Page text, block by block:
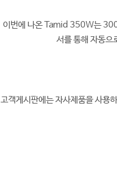
이번에 나온 Tamid 350W는
서를 통해 자동
고객게시판에는 자사제품을 사용